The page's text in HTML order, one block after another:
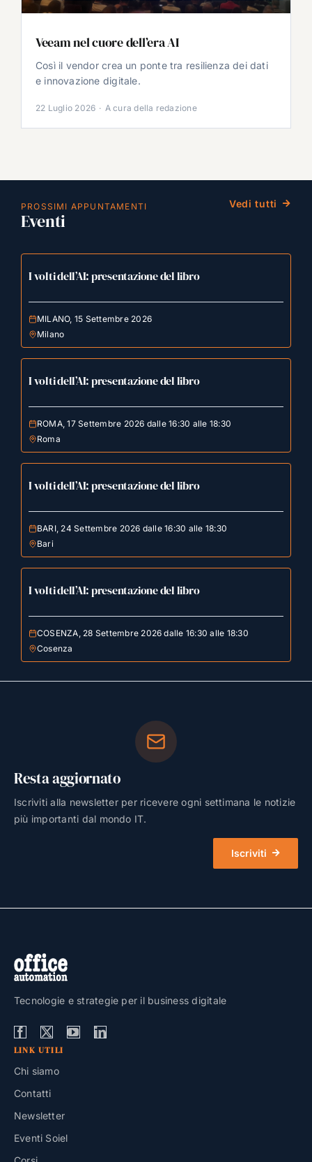
Veeam nel cuore dell’era AI
Così il vendor crea un ponte tra resilienza dei dati
e innovazione digitale.
22 Luglio 2026 · A cura della redazione
PROSSIMI APPUNTAMENTI
Eventi
Vedi tutti
I volti dell’AI: presentazione del libro
MILANO, 15 Settembre 2026
Milano
I volti dell’AI: presentazione del libro
ROMA, 17 Settembre 2026 dalle 16:30 alle 18:30
Roma
I volti dell’AI: presentazione del libro
BARI, 24 Settembre 2026 dalle 16:30 alle 18:30
Bari
I volti dell’AI: presentazione del libro
COSENZA, 28 Settembre 2026 dalle 16:30 alle 18:30
Cosenza
Resta aggiornato
Iscriviti alla newsletter per ricevere ogni settimana le notizie
più importanti dal mondo IT.
Iscriviti
Tecnologie e strategie per il business digitale
LINK UTILI
Chi siamo
Contatti
Newsletter
Eventi Soiel